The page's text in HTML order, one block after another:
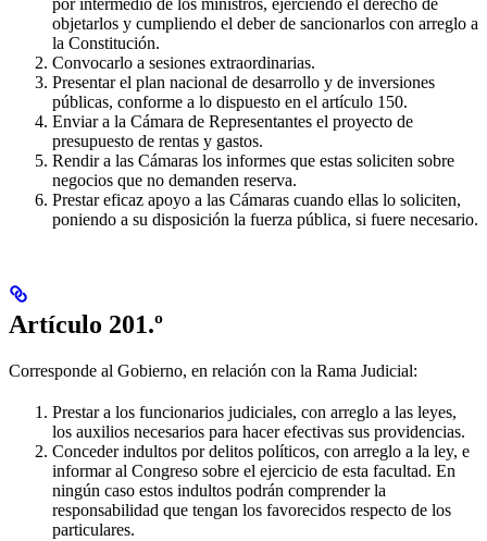
por intermedio de los ministros, ejerciendo el derecho de
objetarlos y cumpliendo el deber de sancionarlos con arreglo a
la Constitución.
Convocarlo a sesiones extraordinarias.
Presentar el plan nacional de desarrollo y de inversiones
públicas, conforme a lo dispuesto en el artículo 150.
Enviar a la Cámara de Representantes el proyecto de
presupuesto de rentas y gastos.
Rendir a las Cámaras los informes que estas soliciten sobre
negocios que no demanden reserva.
Prestar eficaz apoyo a las Cámaras cuando ellas lo soliciten,
poniendo a su disposición la fuerza pública, si fuere necesario.
Artículo 201.º
Corresponde al Gobierno, en relación con la Rama Judicial:
Prestar a los funcionarios judiciales, con arreglo a las leyes,
los auxilios necesarios para hacer efectivas sus providencias.
Conceder indultos por delitos políticos, con arreglo a la ley, e
informar al Congreso sobre el ejercicio de esta facultad. En
ningún caso estos indultos podrán comprender la
responsabilidad que tengan los favorecidos respecto de los
particulares.